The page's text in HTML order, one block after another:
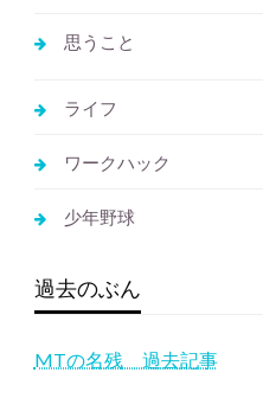
思うこと
ライフ
ワークハック
少年野球
過去のぶん
MTの名残 過去記事